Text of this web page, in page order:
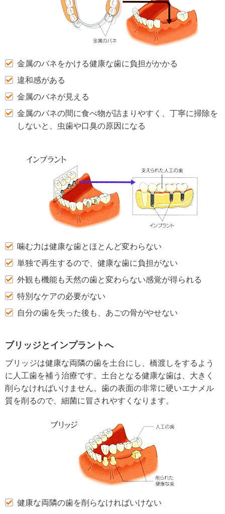
金属のバネをかける健康な歯に負担がかかる
違和感がある
金属のバネが見える
金属のバネの間に食べ物が詰まりやすく、丁寧に掃除を
しないと、虫歯や口臭の原因になる
噛む力は健康な歯とほとんど変わらない
単独で再生するので、健康な歯に負担がない
外観も機能も天然の歯と変わらない感覚が得られる
特別なケアの必要がない
自分の歯を失った後も、あごの骨がやせない
ブリッジとインプラントへ
ブリッジは健康な両隣の歯を土台にし、橋渡しをするよう
に人工歯を補う治療です。土台となる健康な歯は、大きく
削らなければいけません。歯の表面の非常に硬いエナメル
質を削るので、細菌に冒されやすくなります。
健康な両隣の歯を削らなければいけない